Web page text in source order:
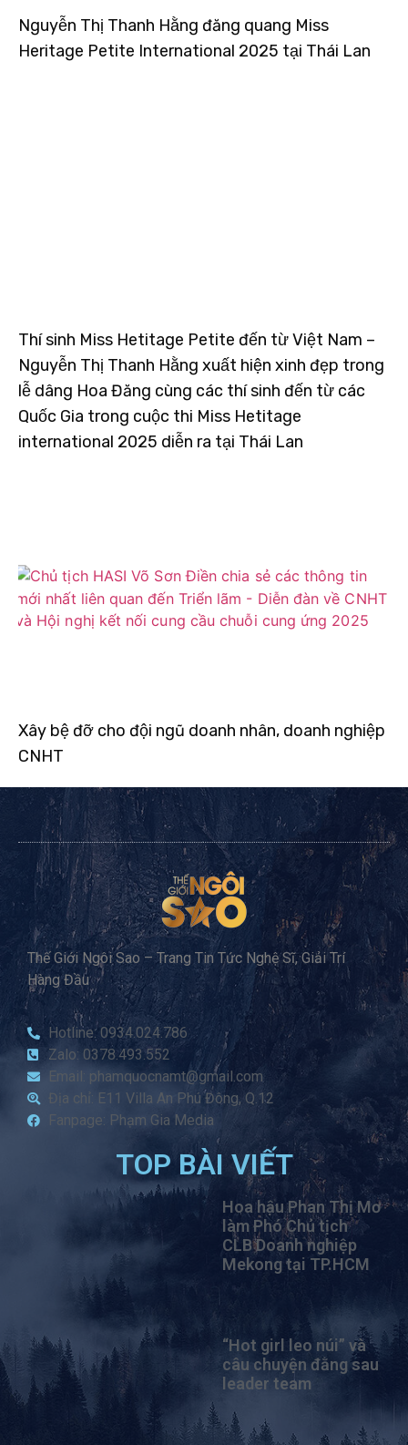
Nguyễn Thị Thanh Hằng đăng quang Miss
Heritage Petite International 2025 tại Thái Lan
Thí sinh Miss Hetitage Petite đến từ Việt Nam –
Nguyễn Thị Thanh Hằng xuất hiện xinh đẹp trong
lễ dâng Hoa Đăng cùng các thí sinh đến từ các
Quốc Gia trong cuộc thi Miss Hetitage
international 2025 diễn ra tại Thái Lan
Xây bệ đỡ cho đội ngũ doanh nhân, doanh nghiệp
CNHT
Thế Giới Ngôi Sao – Trang Tin Tức Nghệ Sĩ, Giải Trí
Hàng Đầu
Hotline: 0934.024.786
Zalo: 0378.493.552
Email: phamquocnamt@gmail.com
Địa chỉ: E11 Villa An Phú Đông, Q.12
Fanpage: Phạm Gia Media
TOP BÀI VIẾT
Hoa hậu Phan Thị Mơ
làm Phó Chủ tịch
CLB Doanh nghiệp
Mekong tại TP.HCM
“Hot girl leo núi” và
câu chuyện đằng sau
leader team